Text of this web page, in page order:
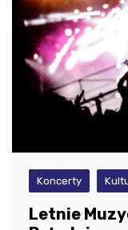
Koncerty
Letnie